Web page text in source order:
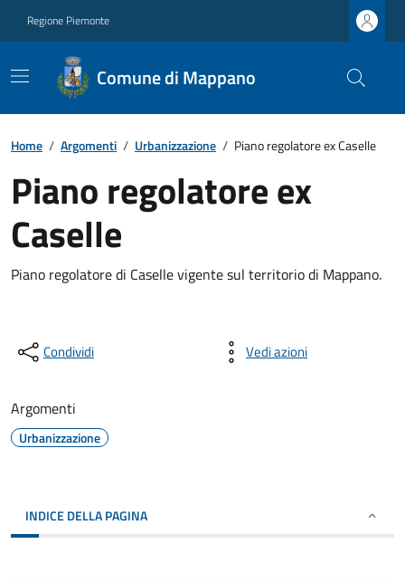
Regione Piemonte
Comune di Mappano
Home / Argomenti / Urbanizzazione / Piano regolatore ex Caselle
Piano regolatore ex
Caselle
Piano regolatore di Caselle vigente sul territorio di Mappano.
Condividi Vedi azioni
Argomenti
Urbanizzazione
INDICE DELLA PAGINA